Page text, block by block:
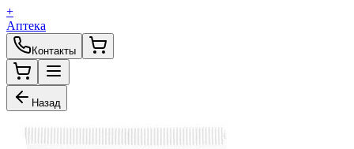
+
Аптека
Контакты
Назад